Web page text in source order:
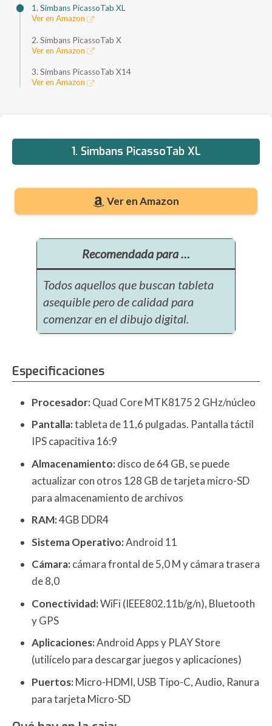
1. Simbans PicassoTab XL
Ver en Amazon
2. Simbans PicassoTab X
Ver en Amazon
3. Simbans PicassoTab X14
Ver en Amazon
1. Simbans PicassoTab XL
Ver en Amazon
Recomendada para …
Todos aquellos que buscan tableta
asequible pero de calidad para
comenzar en el dibujo digital.
Especificaciones
Procesador:Quad Core MTK8175 2 GHz/núcleo
Pantalla:tableta de 11,6 pulgadas. Pantalla táctil
IPS capacitiva 16:9
Almacenamiento:disco de 64 GB, se puede
actualizar con otros 128 GB de tarjeta micro-SD
para almacenamiento de archivos
RAM:4GB DDR4
Sistema Operativo:Android 11
Cámara:cámara frontal de 5,0 M y cámara trasera
de 8,0
Conectividad:WiFi (IEEE802.11b/g/n), Bluetooth
y GPS
Aplicaciones:Android Apps y PLAY Store
(utilícelo para descargar juegos y aplicaciones)
Puertos:Micro-HDMI, USB Tipo-C, Audio, Ranura
para tarjeta Micro-SD